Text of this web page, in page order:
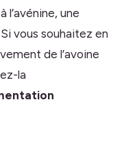
une
vous souhaitez en
de l’avoine
la